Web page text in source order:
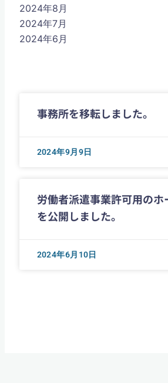
2024年8月
2024年7月
2024年6月
事務所を移転しました。
2024年9月9日
労働者派遣事業許可用のホ
を公開しました。
2024年6月10日